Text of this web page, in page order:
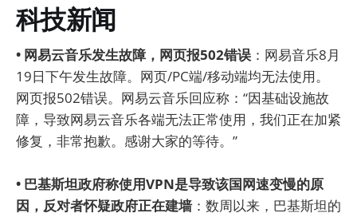
科技新闻
• 网易云音乐发生故障，网页报502错误 ：网易音乐8月
19日下午发生故障。网页/PC端/移动端均无法使用。
网页报502错误。网易云音乐回应称：“因基础设施故
障，导致网易云音乐各端无法正常使用，我们正在加紧
修复，非常抱歉。感谢大家的等待。”
• 巴基斯坦政府称使用VPN是导致该国网速变慢的原
因，反对者怀疑政府正在建墙：数周以来，巴基斯坦的